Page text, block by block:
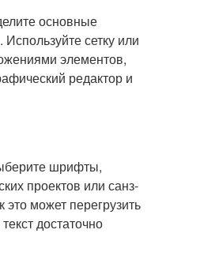
основные
сетку или
элементов,
редактор и
шрифты,
проектов или санз-
может перегрузить
достаточно